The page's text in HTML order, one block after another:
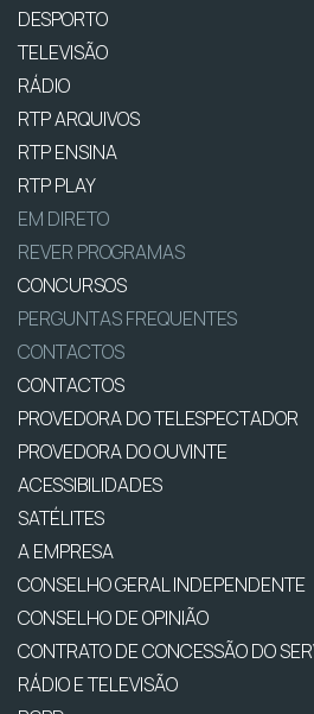
DESPORTO
TELEVISÃO
RÁDIO
RTP ARQUIVOS
RTP ENSINA
RTP PLAY
EM DIRETO
REVER PROGRAMAS
CONCURSOS
PERGUNTAS FREQUENTES
CONTACTOS
CONTACTOS
PROVEDORA DO TELESPECTADOR
PROVEDORA DO OUVINTE
ACESSIBILIDADES
SATÉLITES
A EMPRESA
CONSELHO GERAL INDEPENDENTE
CONSELHO DE OPINIÃO
CONTRATO DE CONCESSÃO DO
RÁDIO E TELEVISÃO